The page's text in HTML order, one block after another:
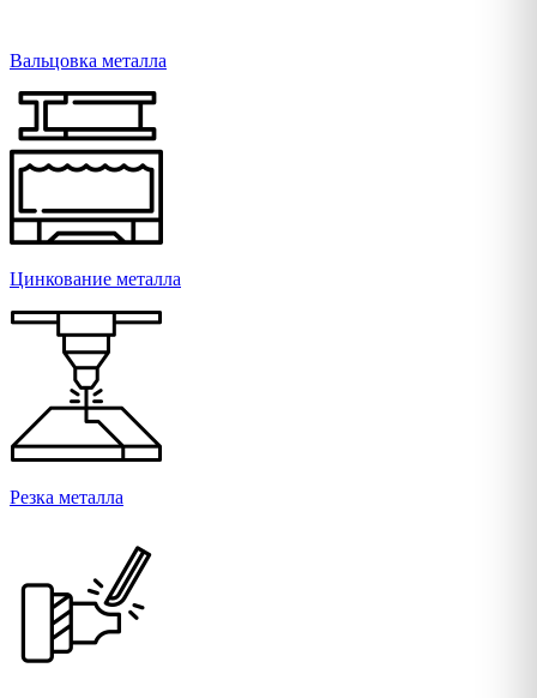
Вальцовка металла
Цинкование металла
Резка металла